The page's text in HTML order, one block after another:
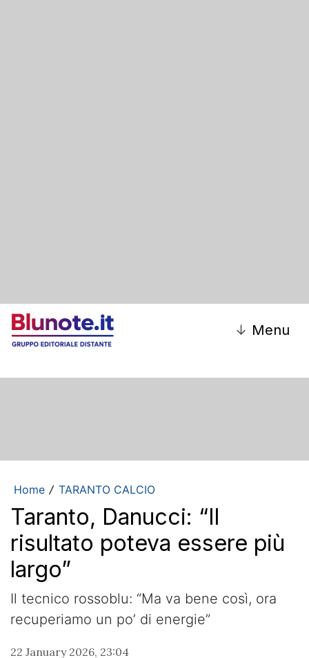
↓ Menu
Home / TARANTO CALCIO
Taranto, Danucci: “Il
risultato poteva essere più
largo”
Il tecnico rossoblu: “Ma va bene così, ora
recuperiamo un po’ di energie”
22 January 2026, 23:04